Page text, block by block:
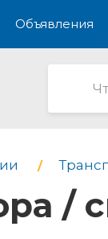
Объявления
/